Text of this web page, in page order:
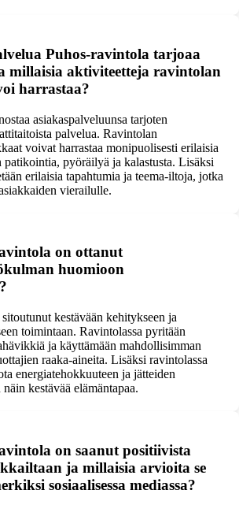
Puhos-ravintola tarjoaa
millaisia aktiviteetteja ravintolan
harrastaa?
asiakaspalveluunsa tarjoten
palvelua. Ravintolan
voivat harrastaa monipuolisesti erilaisia
patikointia, pyöräilyä ja kalastusta. Lisäksi
erilaisia tapahtumia ja teema-iltoja, jotka
vierailulle.
on ottanut
huomioon
kestävään kehitykseen ja
toimintaan. Ravintolassa pyritään
ja käyttämään mahdollisimman
raaka-aineita. Lisäksi ravintolassa
energiatehokkuuteen ja jätteiden
kestävää elämäntapaa.
on saanut positiivista
ja millaisia arvioita se
sosiaalisessa mediassa?